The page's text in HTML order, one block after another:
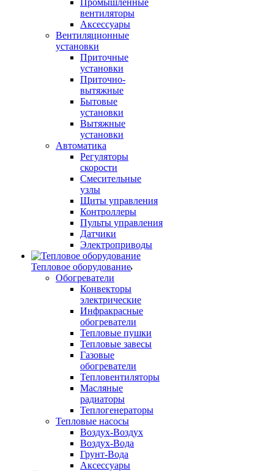
Промышленные
вентиляторы
Аксессуары
Вентиляционные
установки
Приточные
установки
Приточно-
вытяжные
Бытовые
установки
Вытяжные
установки
Автоматика
Регуляторы
скорости
Смесительные
узлы
Щиты управления
Контроллеры
Пульты управления
Датчики
Электроприводы
Тепловое оборудование
Обогреватели
Конвекторы
электрические
Инфракрасные
обогреватели
Тепловые пушки
Тепловые завесы
Газовые
обогреватели
Тепловентиляторы
Масляные
радиаторы
Теплогенераторы
Тепловые насосы
Воздух-Воздух
Воздух-Вода
Грунт-Вода
Аксессуары